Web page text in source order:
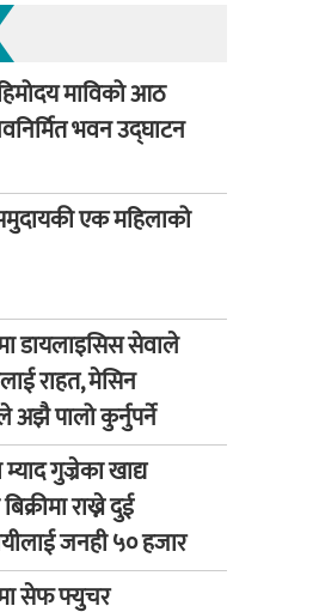
माविको आठ
भवन उद्घाटन
एक महिलाको
डायलाइसिस सेवाले
राहत, मेसिन
अझै पालो कुर्नुपर्ने
गुज्रेका खाद्य
राख्ने दुई
जनही ५० हजार
सेफ फ्युचर